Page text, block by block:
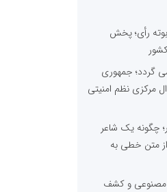
۱۴۰۴ کالبر در بوته رأی؛ پخش
گردد؛ جمهوری
مرکزی نظم امنیتی
چگونه یک شاعر
از متن خطی به
مصنوعی و کشف